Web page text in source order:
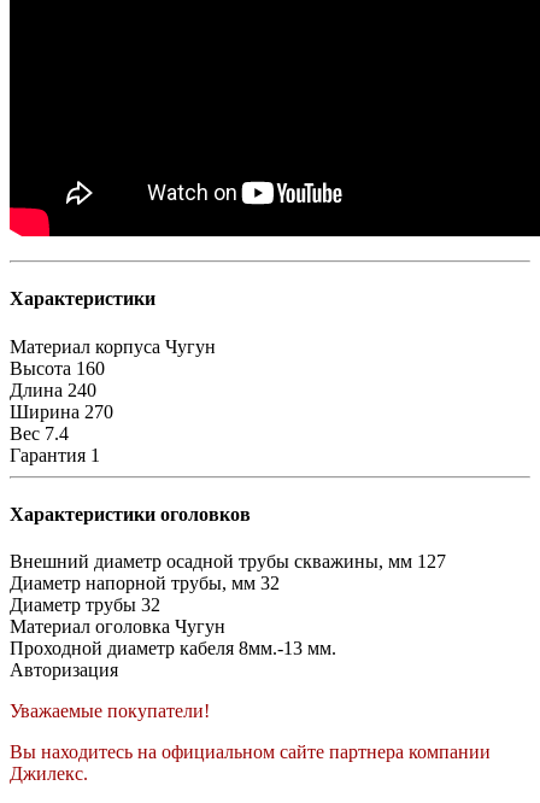
Характеристики
Материал корпуса Чугун
Высота 160
Длина 240
Ширина 270
Вес 7.4
Гарантия 1
Характеристики оголовков
Внешний диаметр осадной трубы скважины, мм 127
Диаметр напорной трубы, мм 32
Диаметр трубы 32
Материал оголовка Чугун
Проходной диаметр кабеля 8мм.-13 мм.
Авторизация
Уважаемые покупатели!
Вы находитесь на официальном сайте партнера компании
Джилекс.